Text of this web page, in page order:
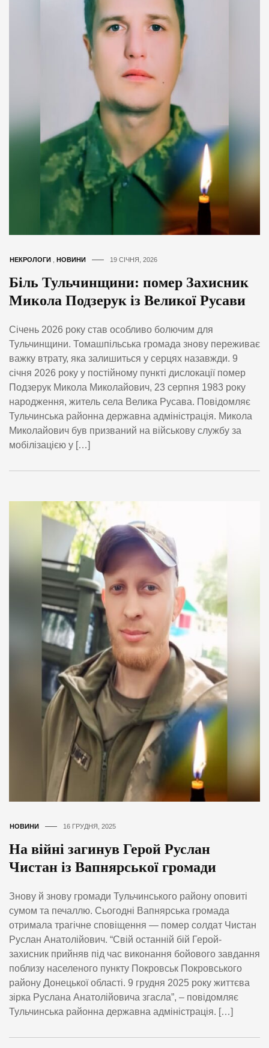
НЕКРОЛОГИ НОВИНИ 19 СІЧНЯ, 2026
Біль Тульчинщини: помер Захисник
Микола Подзерук із Великої Русави
Січень 2026 року став особливо болючим для
Тульчинщини. Томашпільська громада знову переживає
важку втрату, яка залишиться у серцях назавжди. 9
січня 2026 року у постійному пункті дислокації помер
Подзерук Микола Миколайович, 23 серпня 1983 року
народження, житель села Велика Русава. Повідомляє
Тульчинська районна державна адміністрація. Микола
Миколайович був призваний на військову службу за
мобілізацією у […]
НОВИНИ 16 ГРУДНЯ, 2025
На війні загинув Герой Руслан
Чистан із Вапнярської громади
Знову й знову громади Тульчинського району оповиті
сумом та печаллю. Сьогодні Вапнярська громада
отримала трагічне сповіщення — помер солдат Чистан
Руслан Анатолійович. “Свій останній бій Герой-
захисник прийняв під час виконання бойового завдання
поблизу населеного пункту Покровськ Покровського
району Донецької області. 9 грудня 2025 року життєва
зірка Руслана Анатолійовича згасла”, – повідомляє
Тульчинська районна державна адміністрація. […]